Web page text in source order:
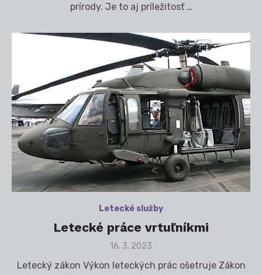
prírody. Je to aj príležitosť …
Letecké služby
Letecké práce vrtuľníkmi
Posted
16. 3. 2023
Letecký zákon Výkon leteckých prác ošetruje Zákon